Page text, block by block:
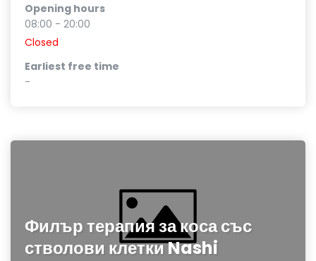
Opening hours
08:00 - 20:00
Closed
Earliest free time
-
Филър терапия за коса със
стволови клетки Nashi